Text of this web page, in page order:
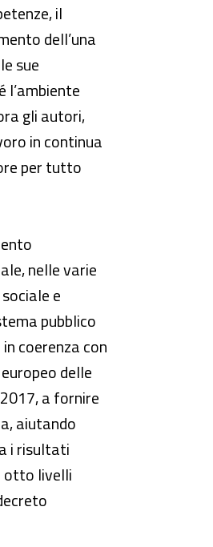
il
dell’una
sue
l’ambiente
gli autori,
in continua
per tutto
nelle varie
e
pubblico
coerenza con
delle
a fornire
aiutando
i risultati
otto livelli